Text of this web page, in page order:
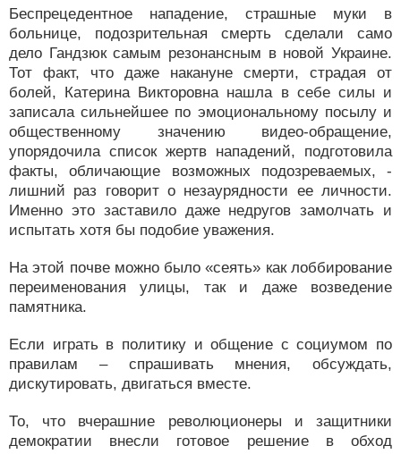
Беспрецедентное нападение, страшные муки в
больнице, подозрительная смерть сделали само
дело Гандзюк самым резонансным в новой Украине.
Тот факт, что даже накануне смерти, страдая от
болей, Катерина Викторовна нашла в себе силы и
записала сильнейшее по эмоциональному посылу и
общественному значению видео-обращение,
упорядочила список жертв нападений, подготовила
факты, обличающие возможных подозреваемых, -
лишний раз говорит о незаурядности ее личности.
Именно это заставило даже недругов замолчать и
испытать хотя бы подобие уважения.
На этой почве можно было «сеять» как лоббирование
переименования улицы, так и даже возведение
памятника.
Если играть в политику и общение с социумом по
правилам – спрашивать мнения, обсуждать,
дискутировать, двигаться вместе.
То, что вчерашние революционеры и защитники
демократии внесли готовое решение в обход